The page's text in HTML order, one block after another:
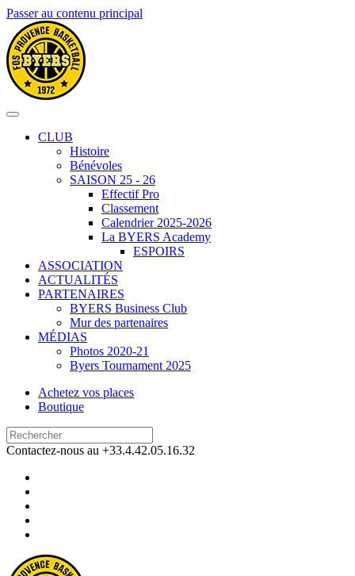
Passer au contenu principal
CLUB
Histoire
Bénévoles
SAISON 25 - 26
Effectif Pro
Classement
Calendrier 2025-2026
La BYERS Academy
ESPOIRS
ASSOCIATION
ACTUALITÉS
PARTENAIRES
BYERS Business Club
Mur des partenaires
MÉDIAS
Photos 2020-21
Byers Tournament 2025
Achetez vos places
Boutique
Contactez-nous au +33.4.42.05.16.32